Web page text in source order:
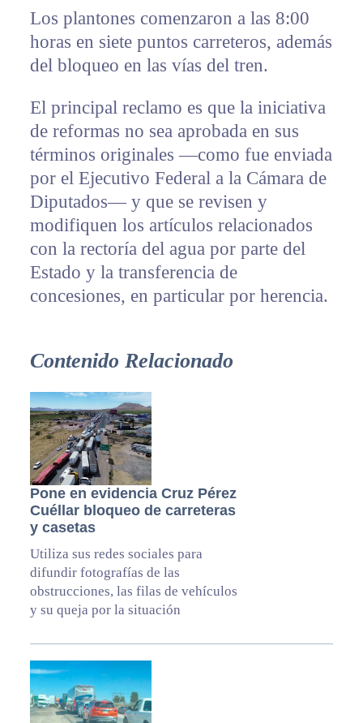
Los plantones comenzaron a las 8:00
horas en siete puntos carreteros, además
del bloqueo en las vías del tren.
El principal reclamo es que la iniciativa
de reformas no sea aprobada en sus
términos originales —como fue enviada
por el Ejecutivo Federal a la Cámara de
Diputados— y que se revisen y
modifiquen los artículos relacionados
con la rectoría del agua por parte del
Estado y la transferencia de
concesiones, en particular por herencia.
Contenido Relacionado
Pone en evidencia Cruz Pérez
Cuéllar bloqueo de carreteras
y casetas
Utiliza sus redes sociales para
difundir fotografías de las
obstrucciones, las filas de vehículos
y su queja por la situación